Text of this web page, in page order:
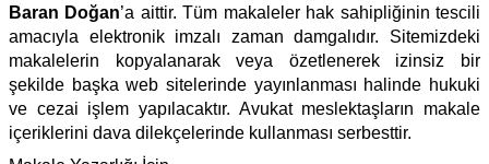
Baran Doğan’a aittir. Tüm makaleler hak sahipliğinin tescili
amacıyla elektronik imzalı zaman damgalıdır. Sitemizdeki
makalelerin kopyalanarak veya özetlenerek izinsiz bir
şekilde başka web sitelerinde yayınlanması halinde hukuki
ve cezai işlem yapılacaktır. Avukat meslektaşların makale
içeriklerini dava dilekçelerinde kullanması serbesttir.